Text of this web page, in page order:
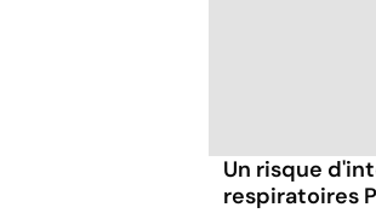
Un risque
respiratoires